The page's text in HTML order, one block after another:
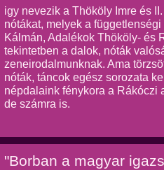
igy nevezik a Thököly Imre és
nótákat, melyek a
Kálmán, Adalékok Thököly- és
tekintetben a dalok, nóták
zeneirodalmunknak. Ama
nóták, táncok egész sorozata
népdalaink fénykora a Rákóczi
de számra is.
"Borban a magyar